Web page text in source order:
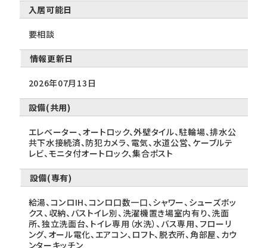
入居可能日
要相談
情報更新日
2026年07月13日
設備(共用)
エレベーター、オートロック、外壁タイル、駐輪場、排水公
共下水接続済、防犯カメラ、電気、水道公営、ケーブルテ
レビ、モニタ付オートロック、集合ポスト
設備(専有)
給湯、コンロIH、コンロ口数一口、シャワー、シューズボッ
クス、収納、バストイレ別、洗濯機置き場室内有り、洗面
所、独立洗面台、トイレ専用（水洗）、バス専用、フローリ
ング、オール電化、エアコン、ロフト、脱衣所、角部屋、カウ
ンターキッチン